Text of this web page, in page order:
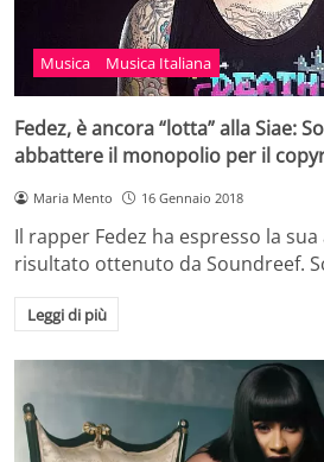
Musica Musica Italiana
Fedez, è ancora “lotta” alla Siae:
abbattere il monopolio per il
Maria Mento 16 Gennaio 2018
Il rapper Fedez ha espresso la
risultato ottenuto da Soundreef.
Leggi di più